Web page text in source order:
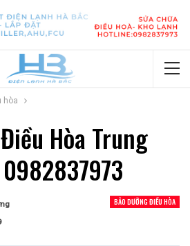
hòa
Hòa Trung
BẢO DƯỠNG ĐIỀU HÒA